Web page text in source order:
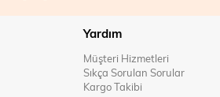
Yardım
Müşteri Hizmetleri
Sıkça Sorulan Sorular
Kargo Takibi